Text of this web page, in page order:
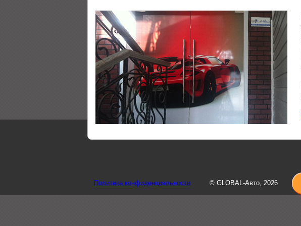
Политика конфиденциальности © GLOBAL-Авто, 2026